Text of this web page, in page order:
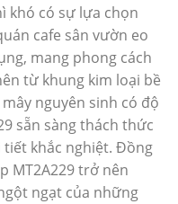
khó có sự lựa chọn
cafe sân vườn eo
mang phong cách
từ khung kim loại bề
nguyên sinh có độ
sẵn sàng thách thức
khắc nghiệt. Đồng
MT2A229 trở nên
ngạt của những